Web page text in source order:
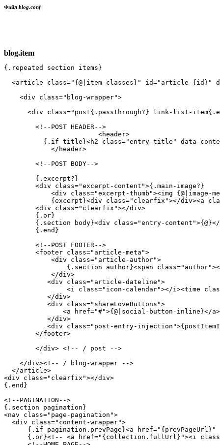
Файл blog.conf
blog.item
{.repeated section items}
<article class="{@|item-classes}" id="article-{id}"
    <div class="blog-wrapper">
<div class="post{.passthrough?} link-list-
        <!--POST HEADER-->
{.if title}<h2 class="entry-title" data-
            </header>
        <!--POST BODY-->
        {.excerpt?}
        <div class="excerpt-content">{.main-image?}
<div class="excerpt-thumb"><img {@|image-
{excerpt}<div class="clearfix"></div><a
        <div class="clearfix"></div>
        {.or}
{.section body}<div class="entry-
        {.end}
        <!--POST FOOTER-->
        <footer class="article-meta">
            <div class="article-author">
{.section author}<span
            </div>
           <div class="article-dateline">
<i class="icon-calendar"></i><time
           </div>
           <div class="shareLoveButtons">
               <a href="#">{@|social-button-inline}</a>
           </div>
<div class="post-entry-
        </footer>
    </div><!-- / blog-wrapper -->
  </article>
<div class="clearfix"></div>
{.end}
<!--PAGINATION-->
{.section pagination}
<nav class="page-pagination">
  <div class="content-wrapper">
{.if pagination.prevPage}<a
{.or}<!-- <a href="{collection.fullUrl}"><i